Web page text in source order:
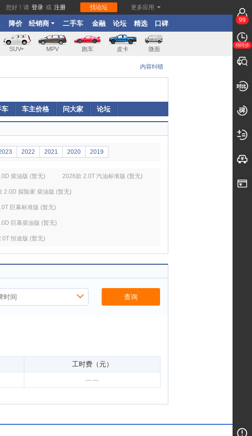
您好！请 登录 或 注册 找论坛 更多应用
降价 经销商 二手车 金融 论坛 精选 口碑
SUV MPV 跑车 皮卡 微面
内容纠错
车 车主价格 问大家 论坛
2022 2021 2020 2019
柴油版 (暂无) 2026款 2.0T 汽油标准版 (暂无)
2.0D 探险家 柴油版 (暂无)
巨幕标准版 (暂无)
巨幕柴油版 (暂无)
恒途版 (暂无)
2026款 2.0T 汽油中国摇滚40年纪念版 (暂无)
查询
工时费（元）
— —
99
待同步